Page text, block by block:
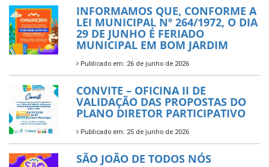
INFORMAMOS QUE, CONFORME A
LEI MUNICIPAL Nº 264/1972, O DIA
29 DE JUNHO É FERIADO
MUNICIPAL EM BOM JARDIM
Publicado em: 26 de junho de 2026
CONVITE – OFICINA II DE
VALIDAÇÃO DAS PROPOSTAS DO
PLANO DIRETOR PARTICIPATIVO
Publicado em: 25 de junho de 2026
SÃO JOÃO DE TODOS NÓS